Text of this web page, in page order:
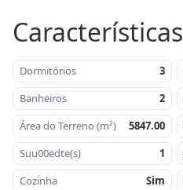
Características
Dormitórios 3
Banheiros
2
Área do Terreno (m²)
5847.00
Suu00edte(s)
1
Cozinha
Sim